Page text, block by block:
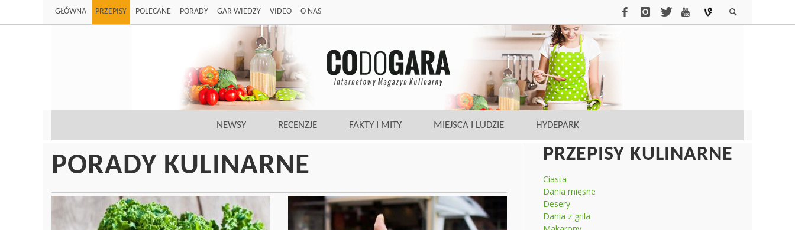
GŁÓWNA PRZEPISY POLECANE PORADY GAR WIEDZY VIDEO O NAS
NEWSY RECENZJE FAKTY I MITY MIEJSCA I LUDZIE HYDEPARK
PORADY KULINARNE PRZEPISY KULINARNE
Ciasta
Dania mięsne
Desery
Dania z grila